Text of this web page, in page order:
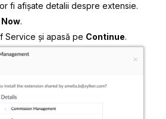
fi afișate detalii despre extensie.
.
Service și apasă pe Continue.